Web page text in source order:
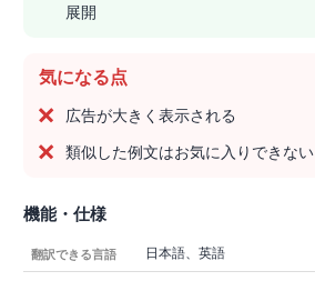
展開
気になる点
広告が大きく表示される
類似した例文はお気に入りできない
機能・仕様
翻訳できる言語 日本語、英語